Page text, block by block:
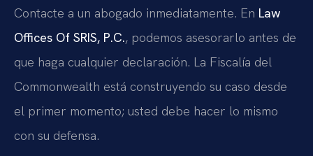
Contacte a un abogado inmediatamente. En Law
Offices Of SRIS, P.C., podemos asesorarlo antes de
que haga cualquier declaración. La Fiscalía del
Commonwealth está construyendo su caso desde
el primer momento; usted debe hacer lo mismo
con su defensa.